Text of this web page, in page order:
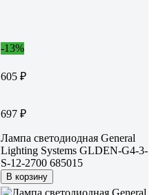
-13%
605 ₽
697 ₽
Лампа светодиодная General
Lighting Systems GLDEN-G4-3-
S-12-2700 685015
В корзину